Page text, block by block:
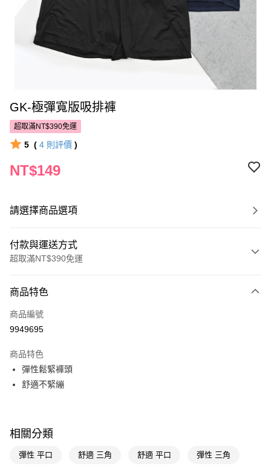
GK-極彈寬版吸排褲
超取滿NT$390免運
5 ( 4 則評價 )
NT$149
請選擇商品選項
付款與運送方式
超取滿NT$390免運
POYA支付
信用卡一次付款
LINE Pay
Apple Pay
悠遊付
Google Pay
商品特色
商品編號
9949695
商品特色
彈性鬆緊褲頭
舒適不緊繃
相關分類
彈性 平口 舒適 三角 舒適 平口 彈性 三角